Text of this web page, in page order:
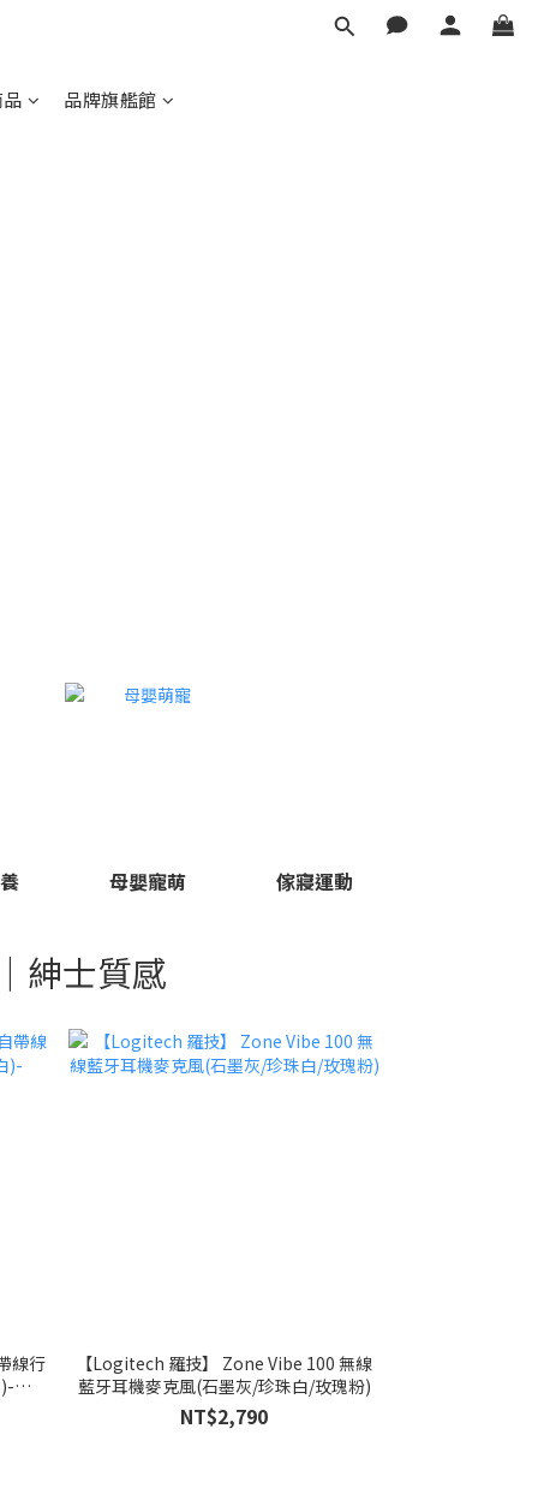
品牌旗艦館
母嬰寵萌 傢寢運動
紳士質感
線行
【Logitech 羅技】 Zone Vibe 100 無線
藍牙耳機麥克風(石墨灰/珍珠白/玫瑰粉)
NT$2,790